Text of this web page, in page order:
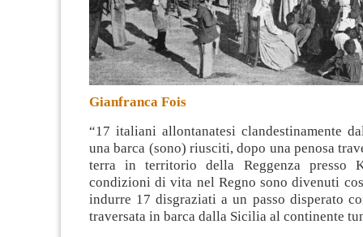
Gianfranca Fois
“17 italiani allontanatesi clandestinamente
una barca (sono) riusciti, dopo una penosa
terra in territorio della Reggenza presso
condizioni di vita nel Regno sono divenuti
indurre 17 disgraziati a un passo disperato
traversata in barca dalla Sicilia al continente